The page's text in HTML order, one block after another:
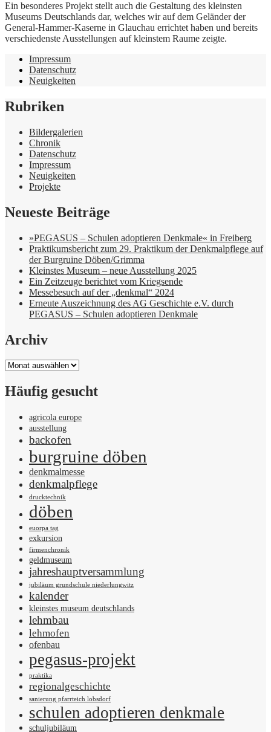
Ein besonderes Projekt stellt auch die Gestaltung des kleinsten
Museums Deutschlands dar, welches wir auf dem Geländer der
General-Hammer-Kaserne in Glauchau errichtet haben und bereits
verschiedenste Ausstellungen auf kleinstem Raume zeigte.
Impressum
Datenschutz
Neuigkeiten
Rubriken
Bildergalerien
Chronik
Datenschutz
Impressum
Neuigkeiten
Projekte
Neueste Beiträge
»PEGASUS – Schulen adoptieren Denkmale« in Freiberg
Praktikumsbericht zum 29. Praktikum der Denkmalpflege auf
der Burgruine Döben/Grimma
Kleinstes Museum – neue Ausstellung 2025
Ein Zeitzeuge berichtet vom Kriegsende
Messebesuch auf der „denkmal“ 2024
Erneute Auszeichnung des AG Geschichte e.V. durch
PEGASUS – Schulen adoptieren Denkmale
Archiv
Archiv
Häufig gesucht
agricola europe
ausstellung
backofen
burgruine döben
denkmalmesse
denkmalpflege
drucktechnik
döben
euorpa tag
exkursion
firmenchronik
geldmuseum
jahreshauptversammlung
jubiläum grundschule niederlungwitz
kalender
kleinstes museum deutschlands
lehmbau
lehmofen
ofenbau
pegasus-projekt
praktika
regionalgeschichte
sanierung pfarrteich lobsdorf
schulen adoptieren denkmale
schuljubiläum